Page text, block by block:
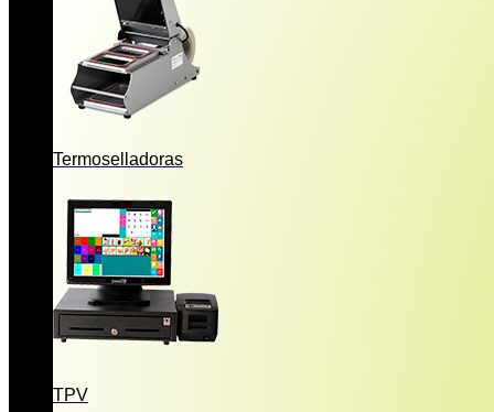
Termoselladoras
TPV